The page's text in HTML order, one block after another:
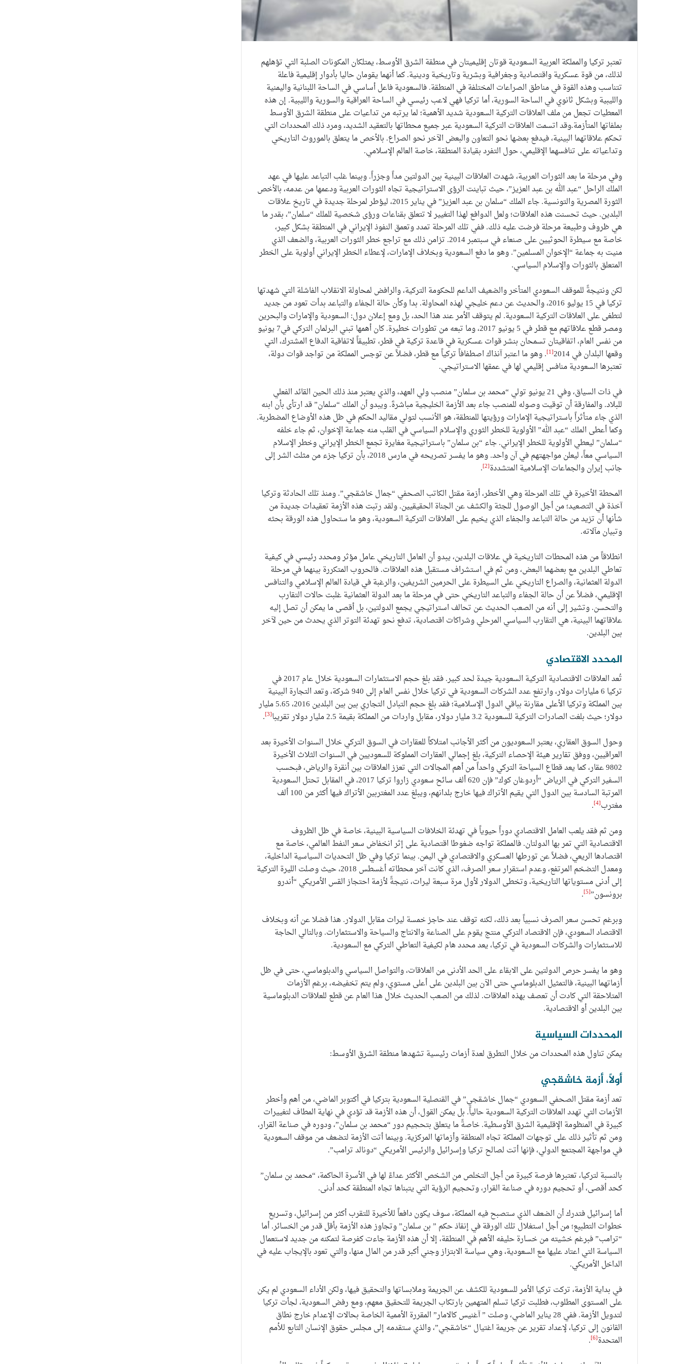
تعتبر تركيا والمملكة العربية السعودية قوتان إقليميتان في منطقة الشرق الأوسط، يمتلكان المكونات الصلبة التي تؤهلهم
لذلك، من قوة عسكرية واقتصادية وجغرافية وبشرية وتاريخية ودينية. كما أنهما يقومان حاليا بأدوار إقليمية فاعلة
تتناسب وهذه القوة في مناطق الصراعات المختلفة في المنطقة. فالسعودية فاعل أساسي في الساحة اللبنانية واليمنية
والليبية وبشكل ثانوي في الساحة السورية، أما تركيا فهي لاعب رئيسي في الساحة العراقية والسورية والليبية. إن هذه
المعطيات تجعل من ملف العلاقات التركية السعودية شديد الأهمية؛ لما يرتبه من تداعيات على منطقة الشرق الأوسط
بملفاتها المتأزمة.وقد اتسمت العلاقات التركية السعودية عبر جميع محطاتها بالتعقيد الشديد، ومرد ذلك المحددات التي
تحكم علاقاتهما البينية، فيدفع بعضها نحو التعاون والبعض الآخر نحو الصراع. بالأخص ما يتعلق بالموروث التاريخي
وتداعياته على تنافسهما الإقليمي، حول التفرد بقيادة المنطقة، خاصة العالم الإسلامي.
وفي مرحلة ما بعد الثورات العربية، شهدت العلاقات البينية بين الدولتين مداً وجزراً. وبينما غلب التباعد عليها في عهد
الملك الراحل “عبد الله بن عبد العزيز”، حيث تباينت الرؤى الاستراتيجية تجاه الثورات العربية ودعمها من عدمه، بالأخص
الثورة المصرية والتونسية. جاء الملك “سلمان بن عبد العزيز” في يناير 2015، ليؤطر لمرحلة جديدة في تاريخ علاقات
البلدين. حيث تحسنت هذه العلاقات؛ ولعل الدوافع لهذا التغيير لا تتعلق بقناعات ورؤى شخصية للملك “سلمان”، بقدر ما
هي ظروف وطبيعة مرحلة فرضت عليه ذلك. ففي تلك المرحلة تمدد وتعمق النفوذ الإيراني في المنطقة بشكل كبير،
خاصة مع سيطرة الحوثيين على صنعاء في سبتمبر 2014. تزامن ذلك مع تراجع خطر الثورات العربية، والضعف الذي
منيت به جماعة “الإخوان المسلمين”. وهو ما دفع السعودية وبخلاف الإمارات، لإعطاء الخطر الإيراني أولوية على الخطر
المتعلق بالثورات والإسلام السياسي.
لكن ونتيجةً للموقف السعودي المتأخر والضعيف الداعم للحكومة التركية، والرافض لمحاولة الانقلاب الفاشلة التي شهدتها
تركيا في 15 يوليو 2016، والحديث عن دعم خليجي لهذه المحاولة. بدا وكأن حالة الجفاء والتباعد بدأت تعود من جديد
لتطغى على العلاقات التركية السعودية. لم يتوقف الأمر عند هذا الحد، بل ومع إعلان دول: السعودية والإمارات والبحرين
ومصر قطع علاقاتهم مع قطر في 5 يونيو 2017، وما تبعه من تطورات خطيرة. كان أهمها تبني البرلمان التركي في7 يونيو
من نفس العام، اتفاقيتان تسمحان بنشر قوات عسكرية في قاعدة تركية في قطر، تطبيقاً لاتفاقية الدفاع المشترك، التي
وقعها البلدان في 2014
[1] . وهو ما اعتبر آنذاك اصطفافاً تركياً مع قطر، فضلاً عن توجس المملكة من تواجد قوات دولة،
تعتبرها السعودية منافس إقليمي لها في عمقها الاستراتيجي.
في ذات السياق، وفي 21 يونيو تولي “محمد بن سلمان” منصب ولي العهد، والذي يعتبر منذ ذلك الحين القائد الفعلي
للبلاد. والمفارقة أن توقيت وصوله للمنصب جاء بعد الأزمة الخليجية مباشرةَ. ويبدو أن الملك “سلمان” قد ارتأى بأن ابنه
الذي جاء متأثراً باستراتيجية الإمارات ورؤيتها للمنطقة، هو الأنسب لتولي مقاليد الحكم في ظل هذه الأوضاع المضطربة.
وكما أعطى الملك “عبد الله” الأولوية للخطر الثوري والإسلام السياسي في القلب منه جماعة الإخوان، ثم جاء خلفه
“سلمان” ليعطي الأولوية للخطر الإيراني. جاء “بن سلمان” باستراتيجية مغايرة تجمع الخطر الإيراني وخطر الإسلام
السياسي معاً، ليعلن مواجهتهم في آن واحد. وهو ما يفسر تصريحه في مارس 2018، بأن تركيا جزء من مثلث الشر إلى
جانب إيران والجماعات الإسلامية المتشددة[2]
.
المحطة الأخيرة في تلك المرحلة وهي الأخطر، أزمة مقتل الكاتب الصحفي “جمال خاشقجي”. ومنذ تلك الحادثة وتركيا
آخذة في التصعيد؛ من أجل الوصول للجثة والكشف عن الجناة الحقيقيين. ولقد رتبت هذه الأزمة تعقيدات جديدة من
شأنها أن تزيد من حالة التباعد والجفاء الذي يخيم على العلاقات التركية السعودية، وهو ما ستحاول هذه الورقة بحثه
وتبيان مآلاته.
انطلاقاً من هذه المحطات التاريخية في علاقات البلدين، يبدو أن العامل التاريخي عامل مؤثر ومحدد رئيسي في كيفية
تعاطي البلدين مع بعضهما البعض، ومن ثم في استشراف مستقبل هذه العلاقات. فالحروب المتكررة بينهما في مرحلة
الدولة العثمانية، والصراع التاريخي على السيطرة على الحرمين الشريفين، والرغبة في قيادة العالم الإسلامي والتنافس
الإقليمي، فضلاً عن أن حالة الجفاء والتباعد التاريخي حتى في مرحلة ما بعد الدولة العثمانية غلبت حالات التقارب
والتحسن. وتشير إلى أنه من الصعب الحديث عن تحالف استراتيجي يجمع الدولتين، بل أقصى ما يمكن أن تصل إليه
علاقاتهما البينية، هي التقارب السياسي المرحلي وشراكات اقتصادية، تدفع نحو تهدئة التوتر الذي يحدث من حين لآخر
بين البلدين.
المحدد الاقتصادي
تُعد العلاقات الاقتصادية التركية السعودية جيدة لحد كبير. فقد بلغ حجم الاستثمارات السعودية خلال عام 2017 في
تركيا 6 مليارات دولار، وارتفع عدد الشركات السعودية في تركيا خلال نفس العام إلى 940 شركة، وتعد التجارة البينية
بين المملكة وتركيا الأعلى مقارنة بباقي الدول الإسلامية؛ فقد بلغ حجم التبادل التجاري بين بين البلدين 2016، 5.65 مليار
دولار؛ حيث بلغت الصادرات التركية للسعودية 3.2 مليار دولار، مقابل واردات من المملكة بقيمة 2.5 مليار دولار تقريبا
[3]
.
وحول السوق العقاري، يعتبر السعوديون من أكثر الأجانب امتلاكاً للعقارات في السوق التركي خلال السنوات الأخيرة بعد
العراقيين، ووفق تقارير هيئة الإحصاء التركية، بلغ إجمالي العقارات المملوكة للسعوديين في السنوات الثلاث الأخيرة
9802 عقار، كما يعد قطاع السياحة التركي واحداً من أهم المجالات التي تعزز العلاقات بين أنقرة والرياض، فبحسب
السفير التركي في الرياض “أردوغان كوك” فإن 620 ألف سائح سعودي زاروا تركيا 2017، في المقابل تحتل السعودية
المرتبة السادسة بين الدول التي يقيم الأتراك فيها خارج بلدانهم، ويبلغ عدد المغتربين الأتراك فيها أكثر من 100 ألف
مغترب[4]
.
ومن ثم فقد يلعب العامل الاقتصادي دوراً حيوياً في تهدئة الخلافات السياسية البينية، خاصة في ظل الظروف
الاقتصادية التي تمر بها الدولتان. فالمملكة تواجه ضغوطا اقتصادية على إثر انخفاض سعر النفط العالمي، خاصة مع
اقتصادها الريعي، فضلاً عن تورطها العسكري والاقتصادي في اليمن. بينما تركيا وفي ظل التحديات السياسية الداخلية،
ومعدل التضخم المرتفع، وعدم استقرار سعر الصرف، الذي كانت آخر محطاته أغسطس 2018، حيث وصلت الليرة التركية
إلى أدنى مستوياتها التاريخية، وتخطى الدولار لأول مرة سبعة ليرات، نتيجةً لأزمة احتجاز القس الأمريكي “أندرو
برونسون”[5]
.
وبرغم تحسن سعر الصرف نسبياً بعد ذلك، لكنه توقف عند حاجز خمسة ليرات مقابل الدولار. هذا فضلا عن أنه وبخلاف
الاقتصاد السعودي، فإن الاقتصاد التركي منتج يقوم على الصناعة والانتاج والسياحة والاستثمارات. وبالتالي الحاجة
للاستثمارات والشركات السعودية في تركيا، يعد محدد هام لكيفية التعاطي التركي مع السعودية.
وهو ما يفسر حرص الدولتين على الابقاء على الحد الأدنى من العلاقات، والتواصل السياسي والدبلوماسي، حتى في ظل
أزماتهما البينية، فالتمثيل الدبلوماسي حتى الآن بين البلدين على أعلى مستوي، ولم يتم تخفيضه، برغم الأزمات
المتلاحقة التي كادت أن تعصف بهذه العلاقات. لذلك من الصعب الحديث خلال هذا العام عن قطع للعلاقات الدبلوماسية
بين البلدين أو الاقتصادية.
المحددات السياسية
يمكن تناول هذه المحددات من خلال التطرق لعدة أزمات رئيسية تشهدها منطقة الشرق الأوسط:
أولاً، أزمة خاشقجي
تعد أزمة مقتل الصحفي السعودي “جمال خاشقجي” في القنصلية السعودية بتركيا في أكتوبر الماضي، من أهم وأخطر
الأزمات التي تهدد العلاقات التركية السعودية حالياً. بل يمكن القول، أن هذه الأزمة قد تؤدي في نهاية المطاف لتغييرات
كبيرة في المنظومة الإقليمية الشرق الأوسطية. خاصةً ما يتعلق بتحجيم دور “محمد بن سلمان”، ودوره في صناعة القرار،
ومن ثم تأثير ذلك على توجهات المملكة تجاه المنطقة وأزماتها المركزية. وبينما أتت الأزمة لتضعف من موقف السعودية
في مواجهة المجتمع الدولي، فإنها أتت لصالح تركيا وإسرائيل والرئيس الأمريكي “دونالد ترامب”.
بالنسبة لتركيا، تعتبرها فرصة كبيرة من أجل التخلص من الشخص الأكثر عداءً لها في الأسرة الحاكمة، “محمد بن سلمان”
كحد أقصى، أو تحجيم دوره في صناعة القرار، وتحجيم الرؤية التي يتبناها تجاه المنطقة كحد أدنى.
أما إسرائيل فتدرك أن الضعف الذي ستصبح فيه المملكة، سوف يكون دافعاً للأخيرة للتقرب أكثر من إسرائيل، وتسريع
خطوات التطبيع؛ من أجل استغلال تلك الورقة في إنقاذ حكم ” بن سلمان” وتجاوز هذه الأزمة بأقل قدر من الخسائر. أما
“ترامب” فبرغم خشيته من خسارة حليفه الأهم في المنطقة، إلا أن هذه الأزمة جاءت كفرصة لتمكنه من جديد لاستعمال
السياسة التي اعتاد عليها مع السعودية، وهي سياسة الابتزاز وجني أكبر قدر من المال منها، والتي تعود بالإيجاب عليه في
الداخل الأمريكي.
في بداية الأزمة، تركت تركيا الأمر للسعودية للكشف عن الجريمة وملابساتها والتحقيق فيها، ولكن الأداء السعودي لم يكن
على المستوى المطلوب، فطلبت تركيا تسلم المتهمين بارتكاب الجريمة للتحقيق معهم، ومع رفض السعودية، لجأت تركيا
لتدويل الأزمة. ففي 28 يناير الماضي، وصلت ” آغنيس كالامار” المقررة الأممية الخاصة بحالات الإعدام خارج نطاق
القانون إلى تركيا، لإعداد تقرير عن جريمة اغتيال “خاشقجي”، والذي ستقدمه إلى مجلس حقوق الإنسان التابع للأمم
المتحدة[6]
.